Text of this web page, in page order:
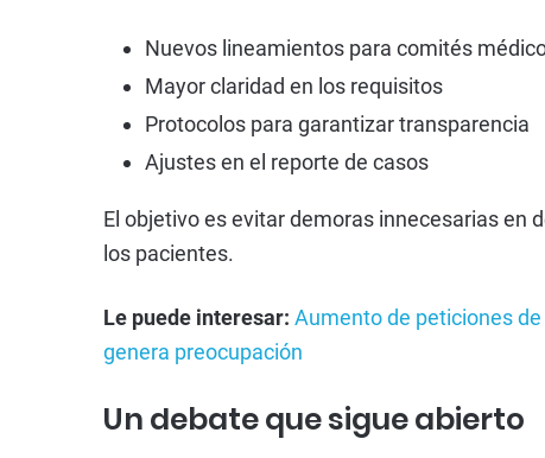
Nuevos lineamientos para comités
Mayor claridad en los requisitos
Protocolos para garantizar transparencia
Ajustes en el reporte de casos
El objetivo es evitar demoras innecesarias en
los pacientes.
Le puede interesar: Aumento de peticiones
genera preocupación
Un debate que sigue abierto